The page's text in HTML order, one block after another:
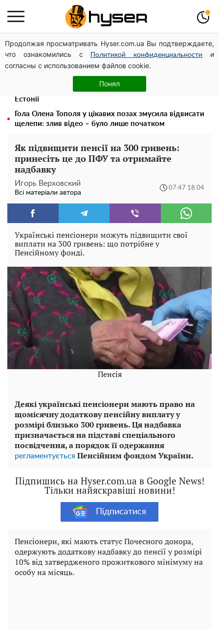
Продолжая просматривать Hyser.com.ua Вы подтверждаете,
что ознакомились с
Политикой конфиденциальности
и
согласны с использованием файлов cookie.
Понял
Українська авіатранспортна асоціація звернулася до
Мінфіну із закликом уніфікувати оподаткування
авіалізингу
Дрони із націнкою: Олександр Конотопський вивів
мільйони оборонного бюджету через фіктивну фірму в
Естонії
Гола Олена Тополя у цікавих позах змусила відвисати
щелепи: злив відео – було лише початком
Як підвищити пенсії на 300 гривень:
принесіть це до ПФУ та отримайте
надбавку
Игорь Верховский
Всі матеріали автора
07:47 18.04
Українські пенсіонери можуть підвищити свої
виплати на 300 гривень: що потрібне у
Пенсійному фонді.
Пенсія
Деякі українські пенсіонери мають право на
щомісячну додаткову пенсійну виплату у
розмірі близько 300 гривень. Ця надбавка
призначається на підставі спеціального
посвідчення, а порядок її одержання
регламентується Пенсійним фондом України.
Підпишись на Hyser.com.ua в Google News!
Тільки найяскравіші новини!
Підписатися
Пенсіонери, які мають статус Почесного донора,
одержують додаткову надбавку до пенсії у розмірі
10% від затвердженого прожиткового мінімуму на
особу на місяць.